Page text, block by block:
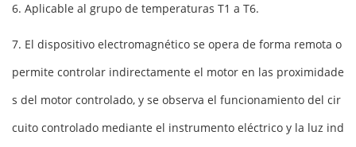
6. Aplicable al grupo de temperaturas T1 a T6.
7. El dispositivo electromagnético se opera de forma remota o
permite controlar indirectamente el motor en las proximidade
s del motor controlado, y se observa el funcionamiento del cir
cuito controlado mediante el instrumento eléctrico y la luz ind